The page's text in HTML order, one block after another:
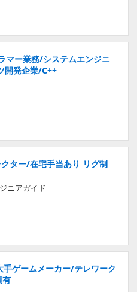
マー業務/システムエンジニ
開発企業/C++
ター/在宅手当あり リグ制
ニアガイド
ゲームメーカー/テレワーク
有